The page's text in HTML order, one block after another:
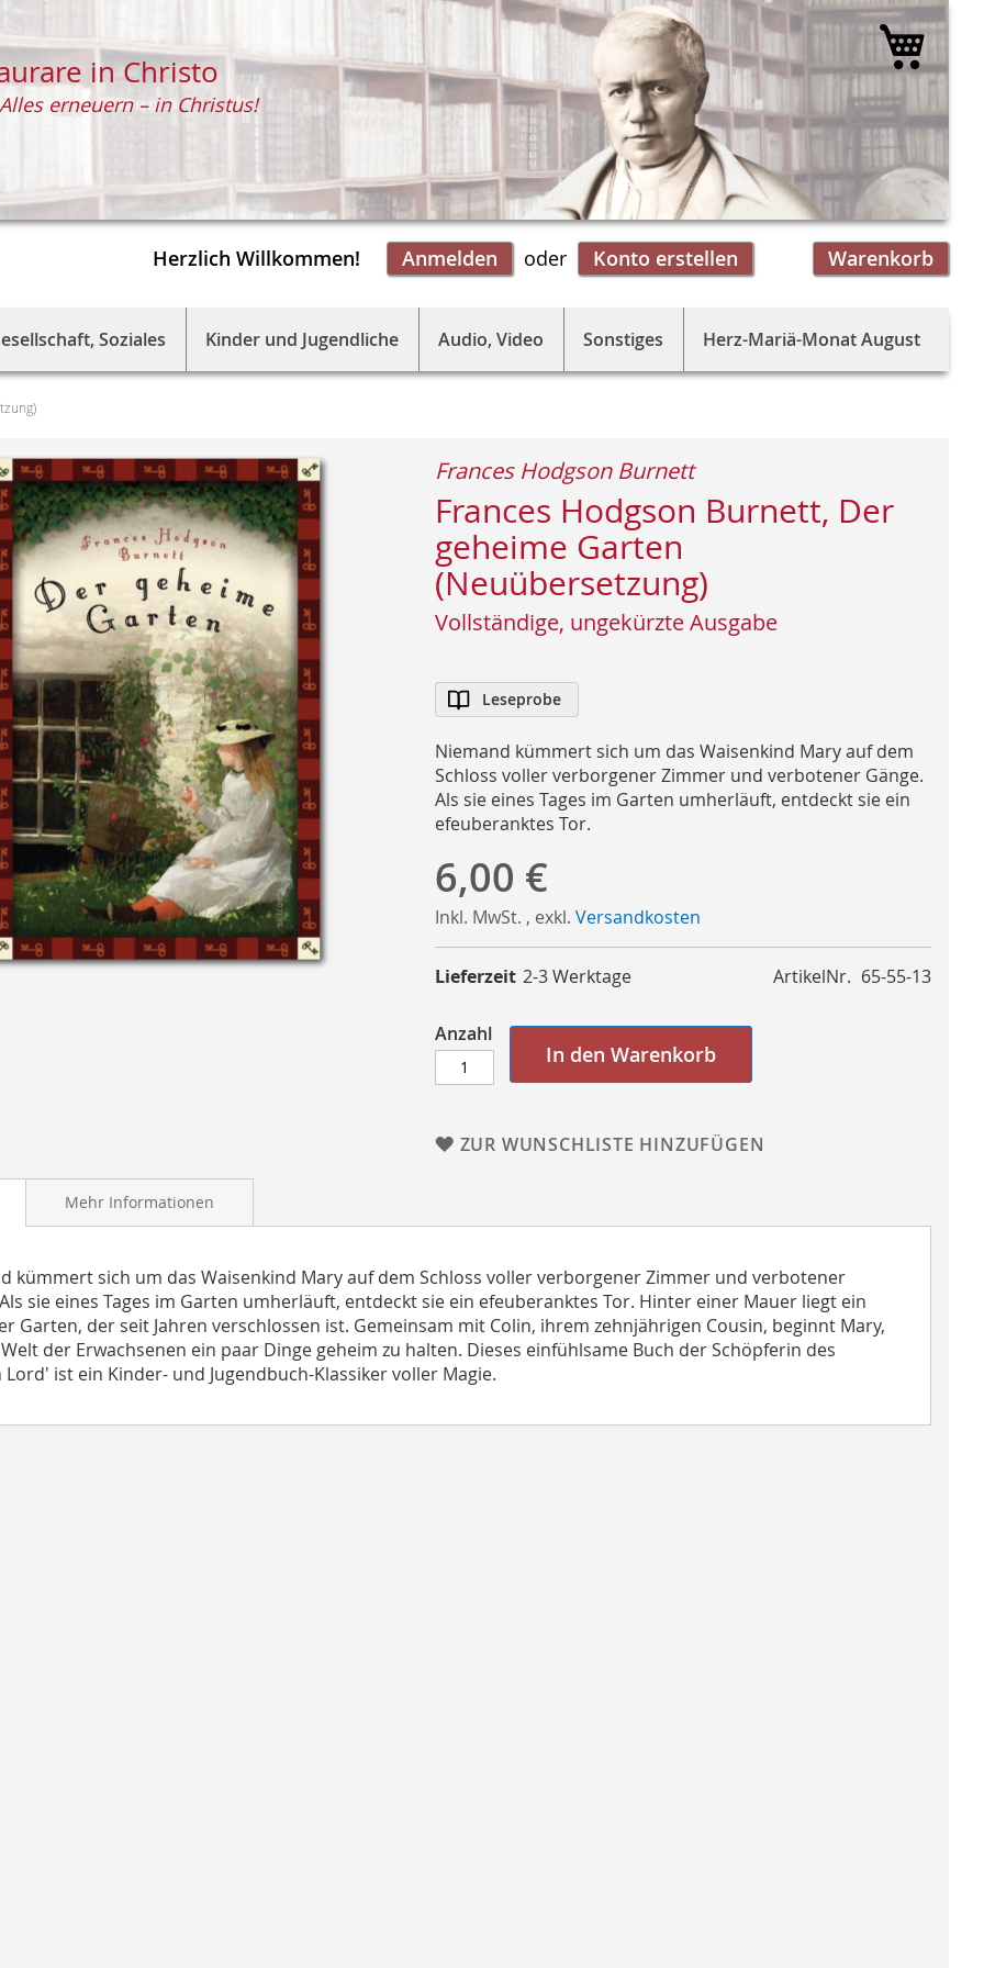
Herzlich Willkommen! Anmelden Warenkorb
Konto erstellen
in Christo
Alles erneuern – in Christus!
Mein
Soziales Kinder und Jugendliche Audio, Video Sonstiges Herz-Mariä-Monat August
Frances Hodgson Burnett, Der
geheime Garten
(Neuübersetzung)
Vollständige, ungekürzte Ausgabe
Frances Hodgson Burnett
Leseprobe
Niemand kümmert sich um das Waisenkind Mary auf dem
Schloss voller verborgener Zimmer und verbotener Gänge.
Als sie eines Tages im Garten umherläuft, entdeckt sie ein
efeuberanktes Tor.
6,00 €
Inkl. MwSt. , exkl. Versandkosten
ArtikelNr. 65-55-13
Lieferzeit 2-3 Werktage
Anzahl
In den Warenkorb
ZUR WUNSCHLISTE HINZUFÜGEN
kümmert sich um das Waisenkind Mary auf dem Schloss voller verborgener Zimmer und verbotener
sie eines Tages im Garten umherläuft, entdeckt sie ein efeuberanktes Tor. Hinter einer Mauer liegt ein
Garten, der seit Jahren verschlossen ist. Gemeinsam mit Colin, ihrem zehnjährigen Cousin, beginnt Mary,
der Erwachsenen ein paar Dinge geheim zu halten. Dieses einfühlsame Buch der Schöpferin des
Lord' ist ein Kinder- und Jugendbuch-Klassiker voller Magie.
Mehr Informationen